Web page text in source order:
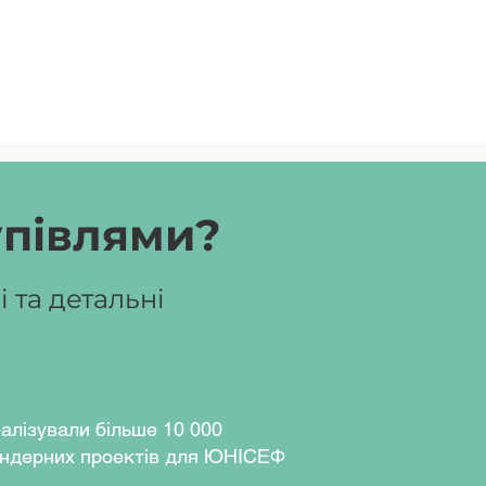
детальні
більше 10 000
проектів для ЮНІСЕФ